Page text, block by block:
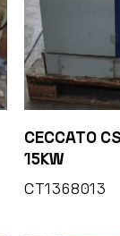
CECCATO
15KW
CT1368013